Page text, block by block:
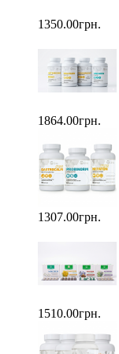
1350.00грн.
1864.00грн.
1307.00грн.
1510.00грн.